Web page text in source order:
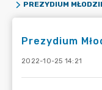
PREZYDIUM
Prezydium
2022-10-25 14:21